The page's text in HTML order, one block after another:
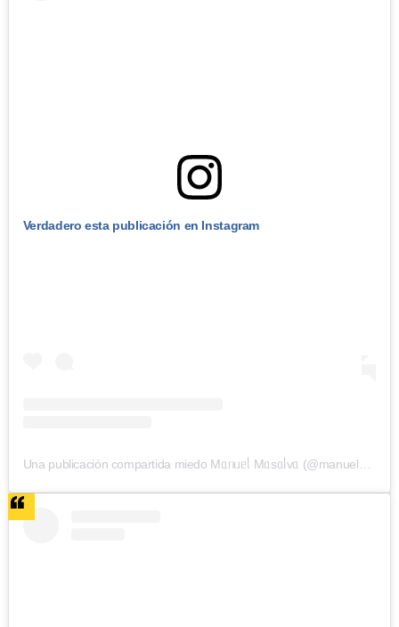
Verdadero esta publicación en Instagram